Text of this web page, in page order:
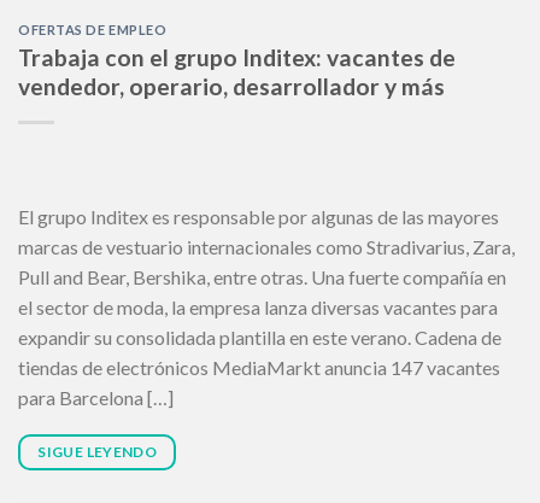
OFERTAS DE EMPLEO
Trabaja con el grupo Inditex: vacantes de
vendedor, operario, desarrollador y más
El grupo Inditex es responsable por algunas de las mayores
marcas de vestuario internacionales como Stradivarius, Zara,
Pull and Bear, Bershika, entre otras. Una fuerte compañía en
el sector de moda, la empresa lanza diversas vacantes para
expandir su consolidada plantilla en este verano. Cadena de
tiendas de electrónicos MediaMarkt anuncia 147 vacantes
para Barcelona […]
SIGUE LEYENDO